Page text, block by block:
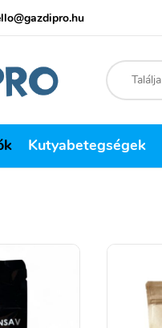
Kutyabetegségek